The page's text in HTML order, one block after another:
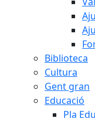
Biblioteca
Cultura
Gent gran
Educació
Pla